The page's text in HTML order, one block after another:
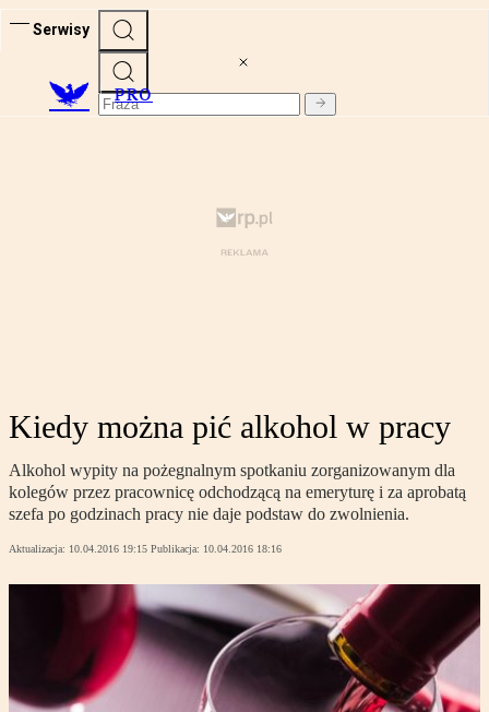
Serwisy
PRO
Kiedy można pić alkohol w pracy
Alkohol wypity na pożegnalnym spotkaniu zorganizowanym dla
kolegów przez pracownicę odchodzącą na emeryturę i za aprobatą
szefa po godzinach pracy nie daje podstaw do zwolnienia.
Aktualizacja: 10.04.2016 19:15 Publikacja: 10.04.2016 18:16